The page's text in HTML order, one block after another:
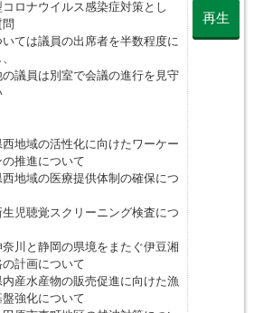
ロナウイルス感染症対策とし
問
いては議員の出席者を半数程度に
の議員は別室で会議の進行を見守
地域の活性化に向けたワーケー
の推進について
地域の医療提供体制の確保につ
児聴覚スクリーニング検査につ
川と静岡の県境をまたぐ伊豆湘
計画について
産水産物の販売促進に向けた漁
強化について
再生